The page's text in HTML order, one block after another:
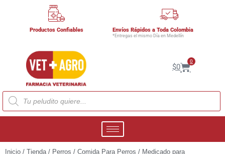
Productos Confiables Envíos Rápidos a Toda Colombia
*Entregas el mismo Día en Medellín
$0
0
Inicio / Tienda/ Perros / Comida Para Perros / Medicado para